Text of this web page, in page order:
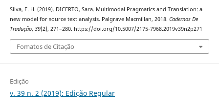
Silva, F. H. (2019). DICERTO, Sara. Multimodal Pragmatics and Translation: a
new model for source text analysis. Palgrave Macmillan, 2018. Cadernos De
Tradução, 39(2), 271–280. https://doi.org/10.5007/2175-7968.2019v39n2p271
Fomatos de Citação
Edição
v. 39 n. 2 (2019): Edição Regular